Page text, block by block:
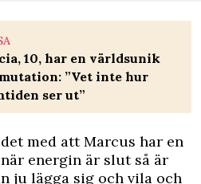
10, har en världsunik
”Vet inte hur
ser ut”
med att Marcus har en
energin är slut så är
ju lägga sig och vila och